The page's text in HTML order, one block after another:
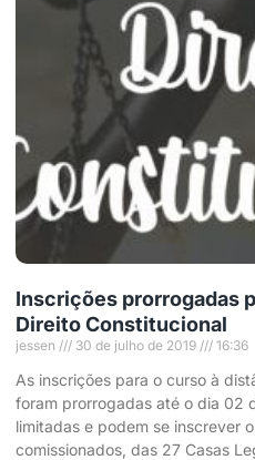
Inscrições prorrogadas
Direito Constitucional
jessen 30 de julho de 2019 16:36
As inscrições para o curso à
foram prorrogadas até o dia 02
limitadas e podem se inscrever
comissionados, das 27 Casas